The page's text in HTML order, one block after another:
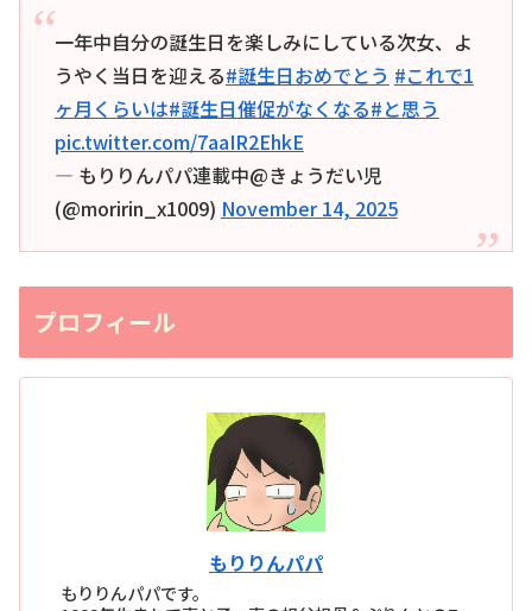
一年中自分の誕生日を楽しみにしている次女、よ
うやく当日を迎える#誕生日おめでとう #これで1
ヶ月くらいは#誕生日催促がなくなる#と思う
pic.twitter.com/7aaIR2EhkE
— もりりんパパ連載中@きょうだい児
(@moririn_x1009) November 14, 2025
プロフィール
もりりんパパ
もりりんパパです。